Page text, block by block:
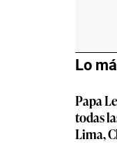
Lo
Papa
todas
Lima,